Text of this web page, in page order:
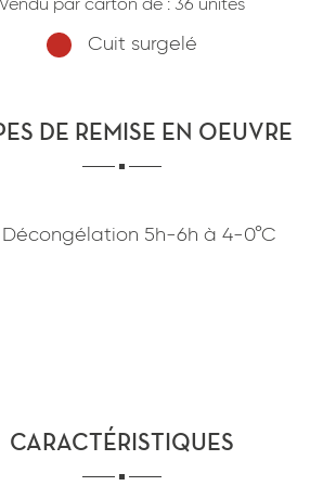
par carton de : 36 unités
Cuit surgelé
DE REMISE EN OEUVRE
Décongélation 5h-6h à 4-0°C
CARACTÉRISTIQUES